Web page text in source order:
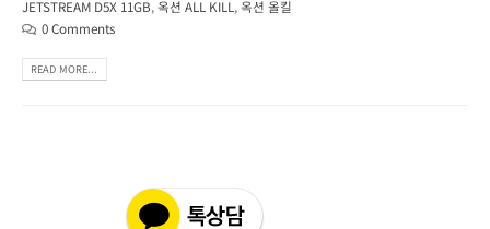
JETSTREAM D5X 11GB,옥션 ALL KILL,옥션 올킬
0 Comments
READ MORE...